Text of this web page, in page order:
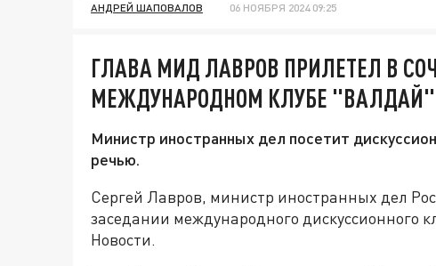
АНДРЕЙ ШАПОВАЛОВ 06 НОЯБРЯ 2024 09:25
ГЛАВА МИД ЛАВРОВ ПРИЛЕТЕЛ В
МЕЖДУНАРОДНОМ КЛУБЕ "ВАЛДАЙ"
Министр иностранных дел посетит
речью.
Сергей Лавров, министр иностранных дел
заседании международного дискуссионного
Новости.